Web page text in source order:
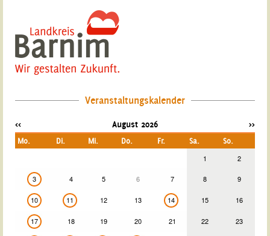
Veranstaltungskalender
<< August 2026 >>
Mo. Di. Mi. Do. Fr. Sa. So.
1 2
3 4 5 6 7 8 9
10 11 12 13 14 15 16
17 18 19 20 21 22 23